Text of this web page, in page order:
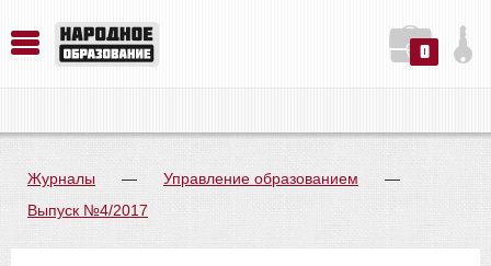
0
Журналы — Управление образованием
—
Выпуск №4/2017